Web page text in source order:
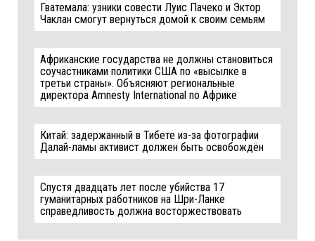
Гватемала: узники совести Луис Пачеко и Эктор
Чаклан смогут вернуться домой к своим семьям
Африканские государства не должны становиться
соучастниками политики США по «высылке в
третьи страны». Объясняют региональные
директора Amnesty International по Африке
Китай: задержанный в Тибете из-за фотографии
Далай-ламы активист должен быть освобождён
Спустя двадцать лет после убийства 17
гуманитарных работников на Шри-Ланке
справедливость должна восторжествовать